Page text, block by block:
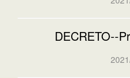
DECRETO--